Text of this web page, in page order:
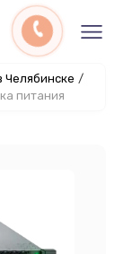
Челябинске /
питания